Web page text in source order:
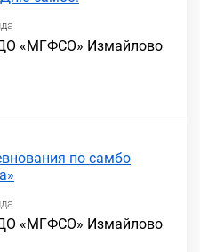
«МГФСО» Измайлово
по самбо
«МГФСО» Измайлово